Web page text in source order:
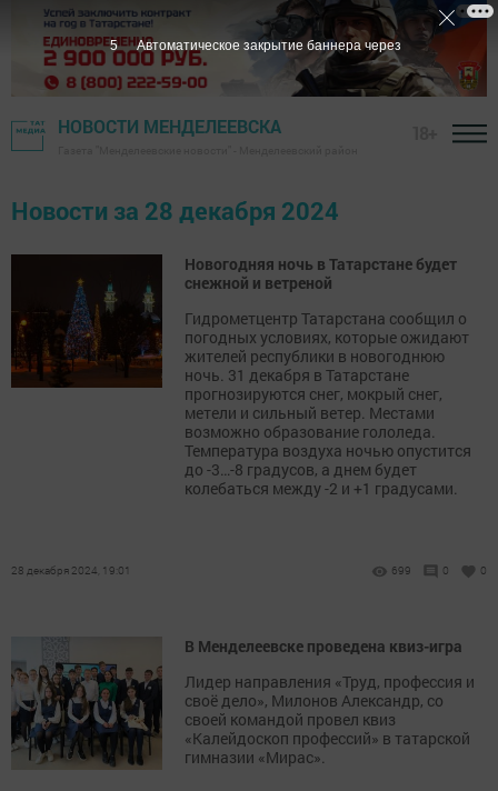
НОВОСТИ МЕНДЕЛЕЕВСКА
Новости за 28 декабря 2024
Новогодняя ночь в Татарстане будет
снежной и ветреной
Гидрометцентр Татарстана сообщил о
погодных условиях, которые ожидают
жителей республики в новогоднюю
ночь. 31 декабря в Татарстане
прогнозируются снег, мокрый снег,
метели и сильный ветер. Местами
возможно образование гололеда.
Температура воздуха ночью опустится
до -3…-8 градусов, а днем будет
колебаться между -2 и +1 градусами.
28 декабря 2024, 19:01 699 0 0
В Менделеевске проведена квиз-игра
Лидер направления «Труд, профессия и
своё дело», Милонов Александр, со
своей командой провел квиз
«Калейдоскоп профессий» в татарской
гимназии «Мирас».
5 Автоматическое закрытие баннера через